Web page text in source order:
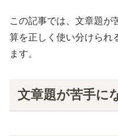
この記事では、文章題が
算を正しく使い分けられ
ます。
文章題が苦手に